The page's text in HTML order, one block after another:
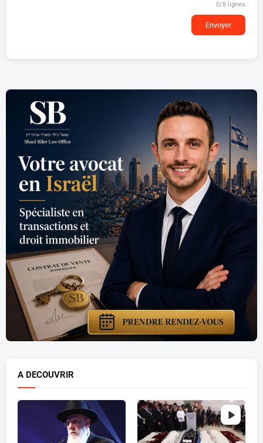
0/8 lignes
Envoyer
A DECOUVRIR